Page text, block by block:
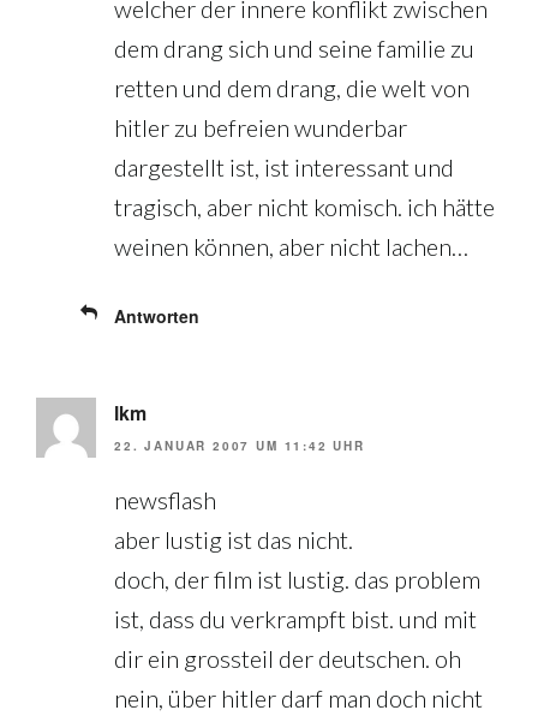
welcher der innere konflikt zwischen
dem drang sich und seine familie zu
retten und dem drang, die welt von
hitler zu befreien wunderbar
dargestellt ist, ist interessant und
tragisch, aber nicht komisch. ich hätte
weinen können, aber nicht lachen…
Antworten
lkm
22. JANUAR 2007 UM 11:42 UHR
newsflash
aber lustig ist das nicht.
doch, der film ist lustig. das problem
ist, dass du verkrampft bist. und mit
dir ein grossteil der deutschen. oh
nein, über hitler darf man doch nicht